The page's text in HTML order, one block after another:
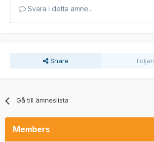
Svara i detta ämne...
Share
Gå till ämneslista
Members